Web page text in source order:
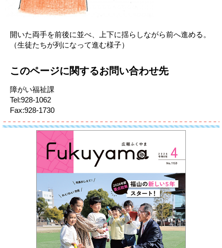
開いた両手を前後に並べ、上下に揺らしながら前へ進める。
（生徒たちが列になって進む様子）
このページに関するお問い合わせ先
障がい福祉課
Tel:928-1062
Fax:928-1730